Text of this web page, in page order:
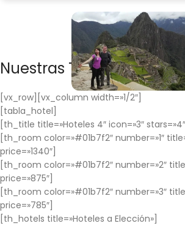
Nuestras Tarifas por
[vx_row][vx_column width=»1/2″]
[tabla_hotel]
[th_title title=»Hoteles 4″ icon=»3″
[th_room color=»#01b7f2″ number=»1″
price=»1340″]
[th_room color=»#01b7f2″ number=»2″
price=»875″]
[th_room color=»#01b7f2″ number=»3″
price=»785″]
[th_hotels title=»Hoteles a Elección»]